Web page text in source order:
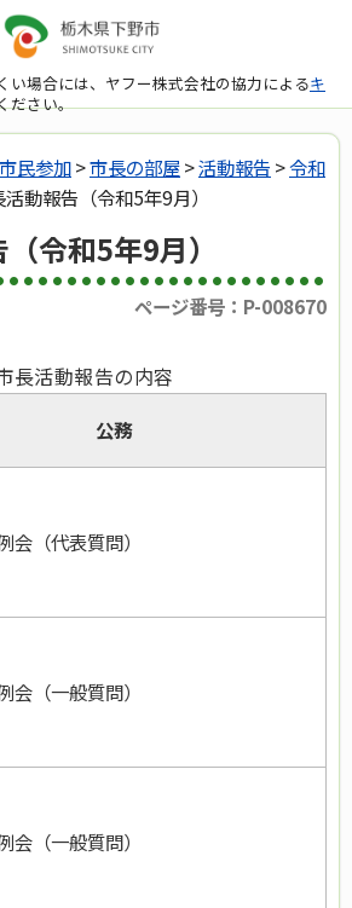
い場合には、ヤフー株式会社の協力によるキ
ださい。
民参加>市長の部屋>活動報告 >令和
活動報告（令和5年9月）
令和5年9月）
ページ番号：P-008670
長活動報告の内容
公務
会（代表質問）
会（一般質問）
会（一般質問）